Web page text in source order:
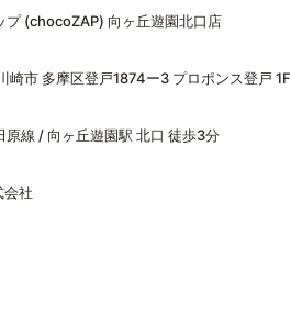
プ (chocoZAP) 向ヶ丘遊園北口店
崎市 多摩区登戸1874ー3 プロポンス登戸 1F
原線 / 向ヶ丘遊園駅 北口 徒歩3分
会社